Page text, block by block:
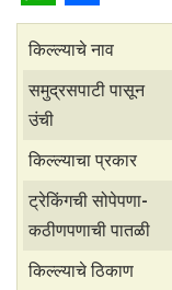
W
h
a
t
s
A
p
p
S
h
a
e
किल्ल्याचे नाव
समुद्रसपाटी पासून
उंची
किल्ल्याचा प्रकार
ट्रेकिंगची सोपेपणा-
कठीणपणाची पातळी
किल्ल्याचे ठिकाण